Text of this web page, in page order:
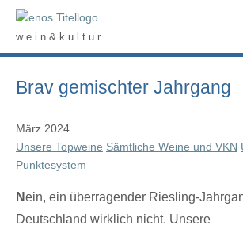
Skip
Home
w e i n & k u l t u r
Brav gemischter Jahrgang
März 2024
Unsere Topweine Sämtliche Weine und VKN
Punktesystem
Nein, ein überragender Riesling-
Deutschland wirklich nicht. Unsere